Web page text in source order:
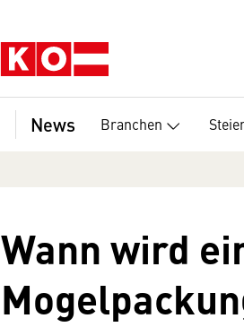
News Branchen
Wann wird